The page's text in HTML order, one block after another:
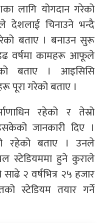
लागि योगदान गरेको
चिनाउने भन्दै
बताए । बनाउन सुरू
वर्षमा कामहरू आफूले
बताए । आइसिसि
गरेको बताए ।
रहेको र तेस्रो
जानकारी दिए ।
रहेको बताए । उनले
स्टेडियममा हुने कुराले
२ वर्षभित्र २५ हजार
स्टेडियम तयार गर्ने